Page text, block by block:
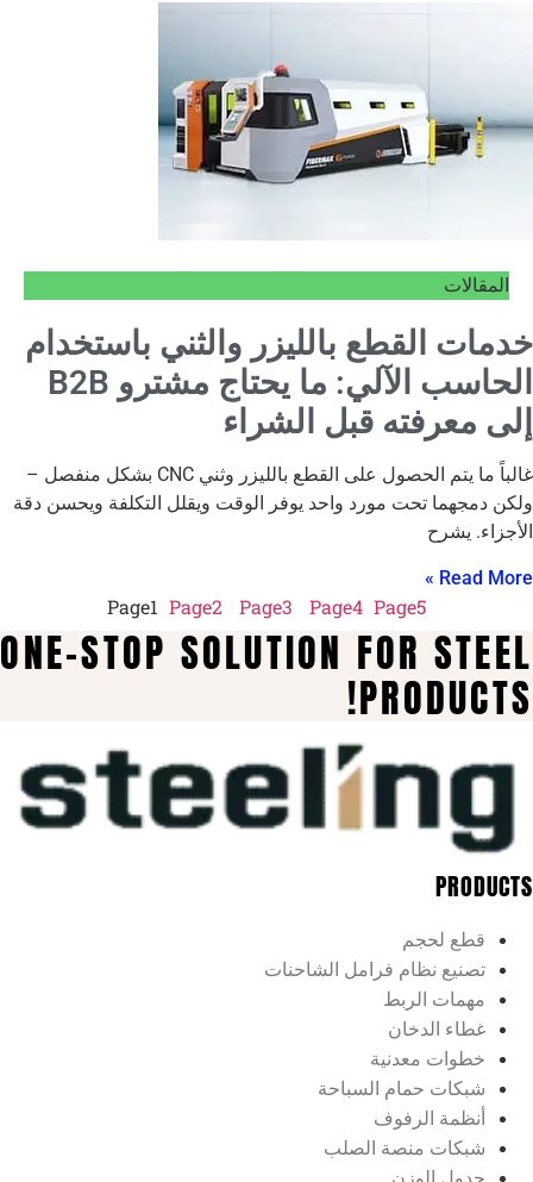
المقالات
خدمات القطع بالليزر والثني باستخدام
الحاسب الآلي: ما يحتاج مشترو B2B
إلى معرفته قبل الشراء
غالباً ما يتم الحصول على القطع بالليزر وثني CNC بشكل منفصل –
ولكن دمجهما تحت مورد واحد يوفر الوقت ويقلل التكلفة ويحسن دقة
الأجزاء. يشرح
Read More »
Page1 Page2 Page3 Page4 Page5
ONE-STOP SOLUTION FOR STEEL
PRODUCTS!
PRODUCTS
قطع لحجم
تصنيع نظام فرامل الشاحنات
مهمات الربط
غطاء الدخان
خطوات معدنية
شبكات حمام السباحة
أنظمة الرفوف
شبكات منصة الصلب